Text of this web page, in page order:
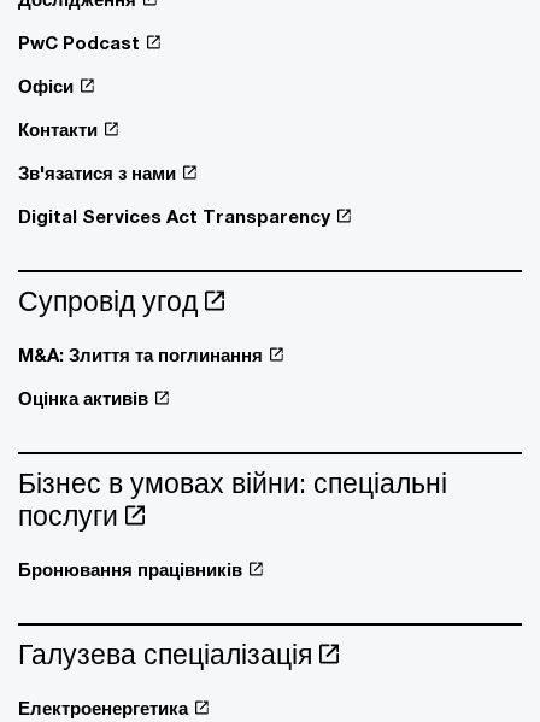
PwC Podcast
Офіси
Контакти
Зв'язатися з нами
Digital Services Act Transparency
Супровід угод
M&A: Злиття та поглинання
Оцінка активів
Бізнес в умовах війни: спеціальні
послуги
Бронювання працівників
Галузева спеціалізація
Електроенергетика